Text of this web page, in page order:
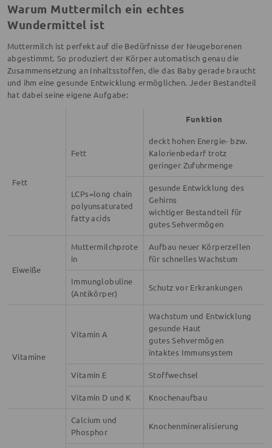
Warum Muttermilch ein echtes
Wundermittel ist
Muttermilch ist perfekt auf die Bedürfnisse der Neugeborenen
abgestimmt. So produziert der Körper automatisch genau die
Zusammensetzung an Inhaltsstoffen, die das Baby gerade braucht
und ihm eine gesunde Entwicklung ermöglichen. Jeder Bestandteil
hat dabei seine eigene Aufgabe:
Funktion
Fett
Fett
deckt hohen Energie- bzw.
Kalorienbedarf trotz
geringer Zufuhrmenge
LCPs=long chain
polyunsaturated
fatty acids
gesunde Entwicklung des
Gehirns
wichtiger Bestandteil für
gutes Sehvermögen
Eiweiße
Muttermilchprote
in
Aufbau neuer Körperzellen
für schnelles Wachstum
Immunglobuline
(Antikörper)
Schutz vor Erkrankungen
Vitamine
Vitamin A
Wachstum und Entwicklung
gesunde Haut
gutes Sehvermögen
intaktes Immunsystem
Vitamin E Stoffwechsel
Vitamin D und K Knochenaufbau
Calcium und
Phosphor
Knochenmineralisierung